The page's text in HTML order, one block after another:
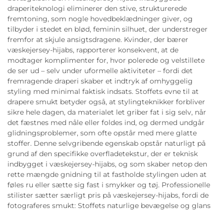
draperiteknologi eliminerer den stive, strukturerede
fremtoning, som nogle hovedbeklædninger giver, og
tilbyder i stedet en blød, feminin silhuet, der understreger
fremfor at skjule ansigtsdragene. Kvinder, der bærer
væskejersey-hijabs, rapporterer konsekvent, at de
modtager komplimenter for, hvor polerede og velstillete
de ser ud – selv under uformelle aktiviteter – fordi det
fremragende draperi skaber et indtryk af omhyggelig
styling med minimal faktisk indsats. Stoffets evne til at
drapere smukt betyder også, at stylingteknikker forbliver
sikre hele dagen, da materialet let griber fat i sig selv, når
det fæstnes med nåle eller foldes ind, og dermed undgår
glidningsproblemer, som ofte opstår med mere glatte
stoffer. Denne selvgribende egenskab opstår naturligt på
grund af den specifikke overfladetekstur, der er teknisk
indbygget i væskejersey-hijabs, og som skaber netop den
rette mængde gnidning til at fastholde stylingen uden at
føles ru eller sætte sig fast i smykker og tøj. Professionelle
stilister sætter særligt pris på væskejersey-hijabs, fordi de
fotograferes smukt: Stoffets naturlige bevægelse og glans